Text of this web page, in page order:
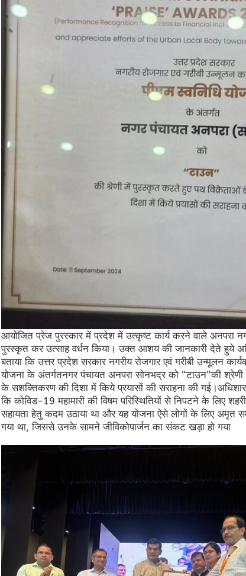
आयोजित प्रेज पुरस्कार में प्रदेश में उत्कृष्ट कार्य करने वाले अनपरा
पुरस्कृत कर उत्साह वर्धन किया। उक्त आशय की जानकारी देते हुये
बताया कि उत्तर प्रदेश सरकार नगरीय रोजगार एवं गरीबी उन्मूलन
योजना के अंतर्गतनगर पंचायत अनपरा सोनभद्र को “टाउन”की
के सशक्तिकरण की दिशा में किये प्रयासों की सराहना की
कि कोविड-19 महामारी की विषम परिस्थितियों से निपटने के लिए
सहायता हेतु कदम उठाया था और यह योजना ऐसे लोगों के लिए अमृत
गया था, जिससे उनके सामने जीविकोपार्जन का संकट खड़ा हो गया